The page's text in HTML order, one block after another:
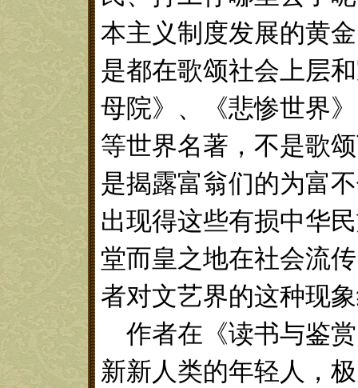
本主义制度发展的黄
是都在歌颂社会上层
母院》、《悲惨世界
等世界名著，不是歌
是揭露富翁们的为富
出现得这些有损中华
堂而皇之地在社会流
者对文艺界的这种现
作者在《读书与鉴
新新人类的年轻人，